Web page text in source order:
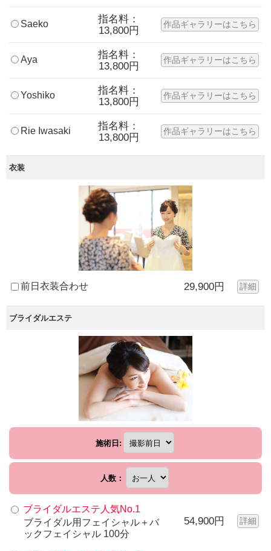
Saeko
指名料：
13,800円
作品ギャラリーはこちら
Aya
指名料：
13,800円
作品ギャラリーはこちら
Yoshiko
指名料：
13,800円
作品ギャラリーはこちら
Rie Iwasaki
指名料：
13,800円
作品ギャラリーはこちら
衣装
前日衣装合わせ 29,900円 詳細
ブライダルエステ
施術日:
人数：
ブライダルエステ人気No.1
ブライダル用フェイシャル＋バ
ックフェイシャル 100分
54,900円 詳細